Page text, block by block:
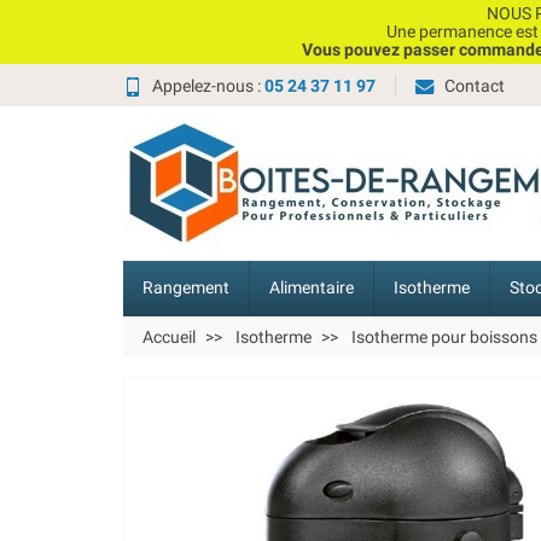
NOUS
Une permanence
Vous pouvez passer
Appelez-nous :05 24 37 11 97 Contact
Rangement Alimentaire Isotherme
Accueil Isotherme Isotherme pour